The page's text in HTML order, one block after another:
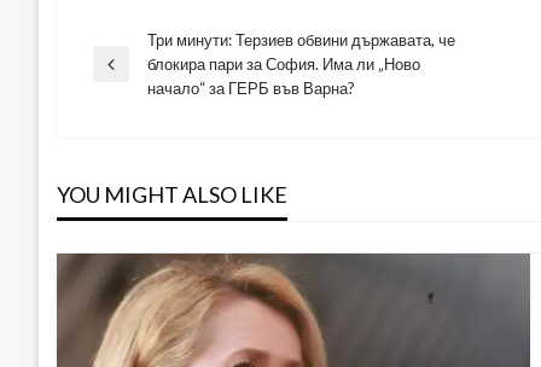
Навигация
Previous
Три минути: Терзиев обвини държавата, че
блокира пари за София. Има ли „Ново
начало“ за ГЕРБ във Варна?
YOU MIGHT ALSO LIKE